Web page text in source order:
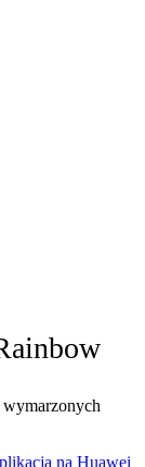
wymarzonych